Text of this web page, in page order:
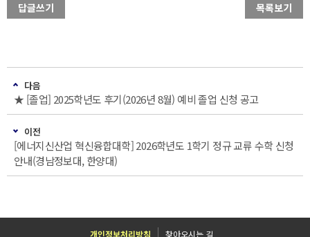
답글쓰기 목록보기
다음
★ [졸업] 2025학년도 후기(2026년 8월) 예비 졸업 신청 공고
이전
[에너지신산업 혁신융합대학] 2026학년도 1학기 정규 교류 수학 신청
안내(경남정보대, 한양대)
개인정보처리방침 찾아오시는 길